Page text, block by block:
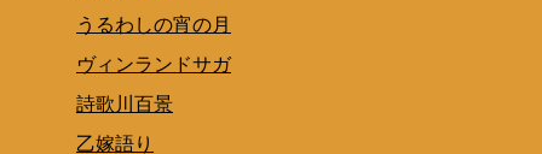
うるわしの宵の月
ヴィンランドサガ
詩歌川百景
乙嫁語り